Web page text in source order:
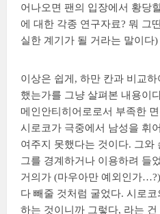
어나오면 팬의 입장에서 황당
에 대한 각종 연구자료? 뭐 그
실한 계기가 될 거라는 말이다)
이상은 쉽게, 하만 칸과 비교
했는가를 그냥 살펴본 내용이
메인안티히어로로서 부족한
시로코가 극중에서 남성을 휘
여주지 못했다는 것이다. 그와
그를 경계하거나 이용하려 들
거의가 (마우아만 예외인가
다 빼줄 것처럼 굴었다. 시로
하는 것이니까 그렇다, 라는